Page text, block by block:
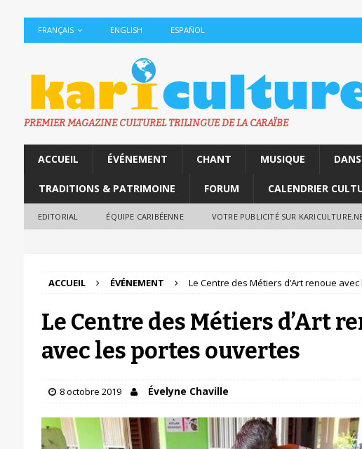
FRANÇAIS ENGLISH ESPAÑOL
PREMIER MAGAZINE CULTUREL TRILINGUE DE LA CARAÏBE
ACCUEIL ÉVÉNEMENT CHANT MUSIQUE
TRADITIONS & PATRIMOINE FORUM CALENDRIER
EDITORIAL ÉQUIPE CARIBÉENNE VOTRE PUBLICITÉ SUR
ACCUEIL ÉVÉNEMENT Le Centre des Métiers d’Art renoue
Le Centre des Métiers d’Art
avec les portes ouvertes
8 octobre 2019 Évelyne Chaville